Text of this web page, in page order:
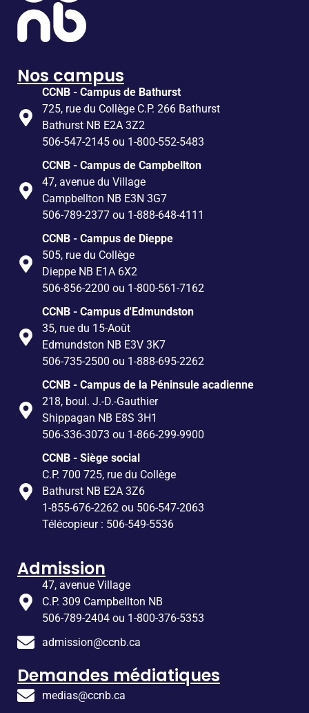
Nos campus
CCNB - Campus de Bathurst
725, rue du Collège C.P. 266 Bathurst
Bathurst NB E2A 3Z2
506-547-2145 ou 1-800-552-5483
CCNB - Campus de Campbellton
47, avenue du Village
Campbellton NB E3N 3G7
506-789-2377 ou 1-888-648-4111
CCNB - Campus de Dieppe
505, rue du Collège
Dieppe NB E1A 6X2
506-856-2200 ou 1-800-561-7162
CCNB - Campus d'Edmundston
35, rue du 15-Août
Edmundston NB E3V 3K7
506-735-2500 ou 1-888-695-2262
CCNB - Campus de la Péninsule acadienne
218, boul. J.-D.-Gauthier
Shippagan NB E8S 3H1
506-336-3073 ou 1-866-299-9900
CCNB - Siège social
C.P. 700 725, rue du Collège
Bathurst NB E2A 3Z6
1-855-676-2262 ou 506-547-2063
Télécopieur : 506-549-5536
Admission
47, avenue Village
C.P. 309 Campbellton NB
506-789-2404 ou 1-800-376-5353
admission@ccnb.ca
Demandes médiatiques
medias@ccnb.ca